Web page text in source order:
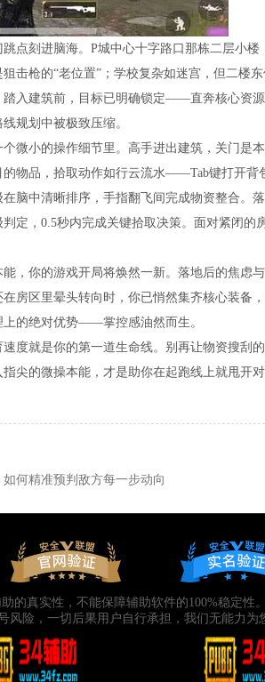
点刻进脑海。P城中心十字路口那栋二层小
击枪的“老位置”；学校复杂如迷宫，但二楼
踏入建筑前，目标已明确锁定——直奔核心资
规划中被极致压缩。
微小的操作细节里。高手进出建筑，关门是
的物品，拾取动作如行云流水——Tab键打开
脑中清晰排序，手指翻飞间完成物资整合。
定，0.5秒内完成关键拾取决策。面对紧闭
，你的游戏开局将焕然一新。落地后的焦虑
房区里晕头转向时，你已悄然集齐核心装备
上的绝对优势——掌控感油然而生。
度就是你的第一道生命线。别再让物资搜刮
尖的微操本能，才是助你在起跑线上就甩开
何精准预判敌方每一步动向
的真实性，不能保障辅助软件的100%稳定性
风险，一切后果用户自行承担，我们无能力为